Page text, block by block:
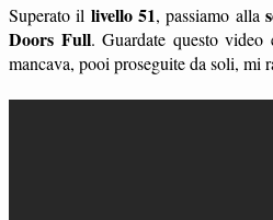
Superato il livello 51, passiamo alla
Doors Full. Guardate questo
mancava, pooi proseguite da soli, mi